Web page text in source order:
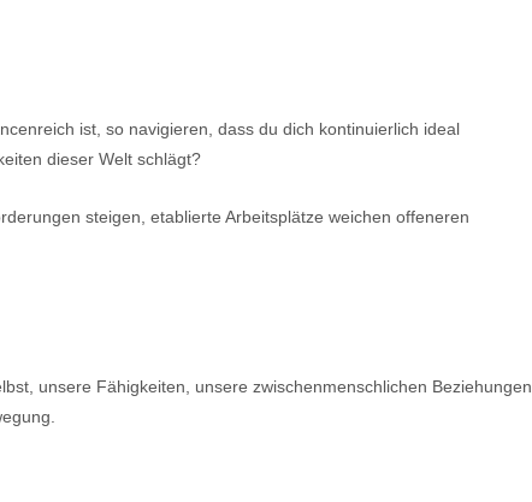
ist, so navigieren, dass du dich kontinuierlich ideal
dieser Welt schlägt?
steigen, etablierte Arbeitsplätze weichen offeneren
unsere Fähigkeiten, unsere zwischenmenschlichen Beziehungen